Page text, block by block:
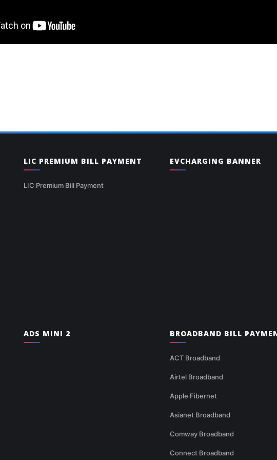
LIC PREMIUM BILL PAYMENT
LIC Premium Bill Payment
EVCHARGING BANNER
ADS MINI 2 BROADBAND BILL
ACT Broadband
Airtel Broadband
Apple Fibernet
Asianet Broadband
Comway Broadband
Connect Broadband